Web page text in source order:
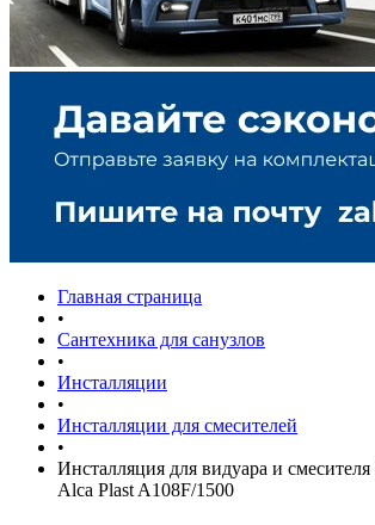
Главная страница
•
Сантехника для санузлов
•
Инсталляции
•
Инсталляции для смесителей
•
Инсталляция для видуара и
Alca Plast A108F/1500